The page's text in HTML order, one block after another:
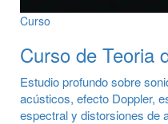
Curso
Curso de Teoria
Estudio profundo sobre
acústicos, efecto Doppler,
espectral y distorsiones de